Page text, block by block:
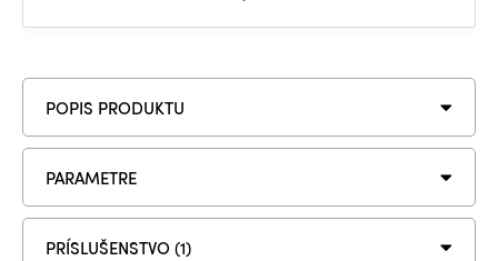
POPIS PRODUKTU
PARAMETRE
PRÍSLUŠENSTVO (1)